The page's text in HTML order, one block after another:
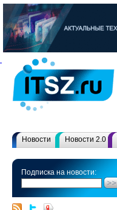
Новости Новости 2.0
Подписка на новости: